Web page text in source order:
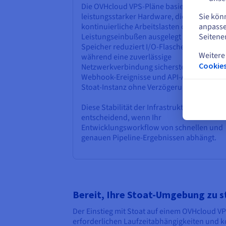
Die OVHcloud VPS-Pläne basieren auf
leistungsstarker Hardware, die für
kontinuierliche Arbeitslasten ohne
Leistungseinbußen ausgelegt ist. NVMe-
Speicher reduziert I/O-Flaschenhälse,
während eine zuverlässige
Netzwerkverbindung sicherstellt, dass
Webhook-Ereignisse und API-Aufrufe Ihre
Stoat-Instanz ohne Verzögerung erreichen.
Diese Stabilität der Infrastruktur ist
entscheidend, wenn Ihr
Entwicklungsworkflow von schnellen und
genauen Pipeline-Ergebnissen abhängt.
Bereit, Ihre Stoat-Umgebung zu
Der Einstieg mit Stoat auf einem OVHcloud
erforderlichen Laufzeitabhängigkeiten und
Sie